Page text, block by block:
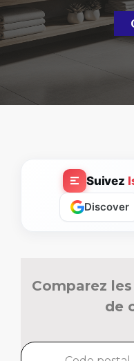
Suivez
Discover
Comparez
de